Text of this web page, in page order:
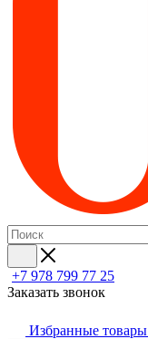
+7 978 799 77 25
Заказать звонок
Избранные товары